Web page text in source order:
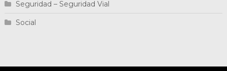
Seguridad – Seguridad Vial
Social